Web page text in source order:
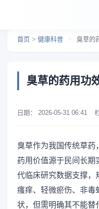
首页 > 健康科普 > 臭草的
臭草的药用功
日期： 2026-05-31 06:41
臭草作为我国传统草药
药用价值源于民间长期
代临床研究数据支撑，
瘙痒、轻微瘀伤、非毒
状，但需明确其不能替